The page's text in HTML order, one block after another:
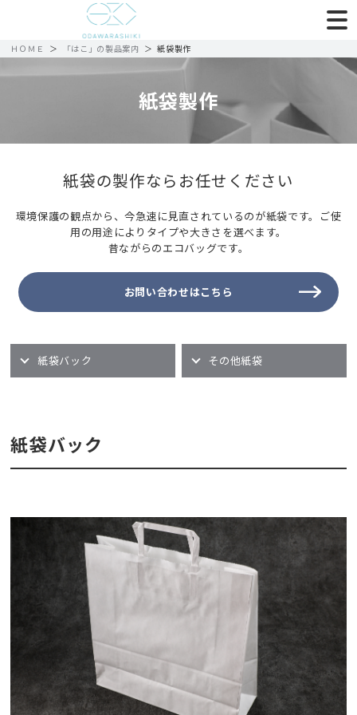
ＨＯＭＥ 「はこ」の製品案内 紙袋製作
紙袋製作
紙袋の製作ならお任せください
環境保護の観点から、今急速に見直されているのが紙袋です。ご使
用の用途によりタイプや大きさを選べます。
昔ながらのエコバッグです。
お問い合わせはこちら
紙袋バック その他紙袋
紙袋バック